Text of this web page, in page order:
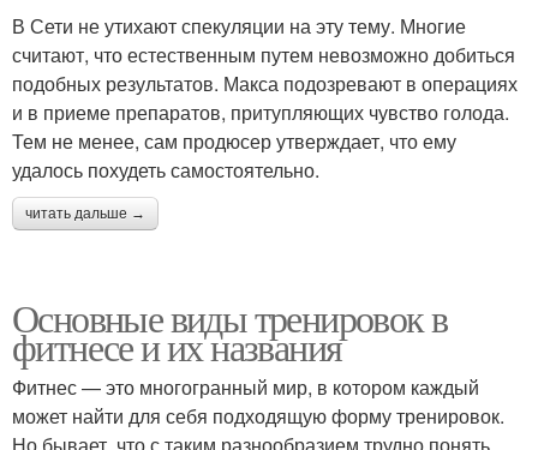
В Сети не утихают спекуляции на эту тему. Многие
считают, что естественным путем невозможно добиться
подобных результатов. Макса подозревают в операциях
и в приеме препаратов, притупляющих чувство голода.
Тем не менее, сам продюсер утверждает, что ему
удалось похудеть самостоятельно.
читать дальше →
Основные виды тренировок в
фитнесе и их названия
Фитнес — это многогранный мир, в котором каждый
может найти для себя подходящую форму тренировок.
Но бывает, что с таким разнообразием трудно понять,